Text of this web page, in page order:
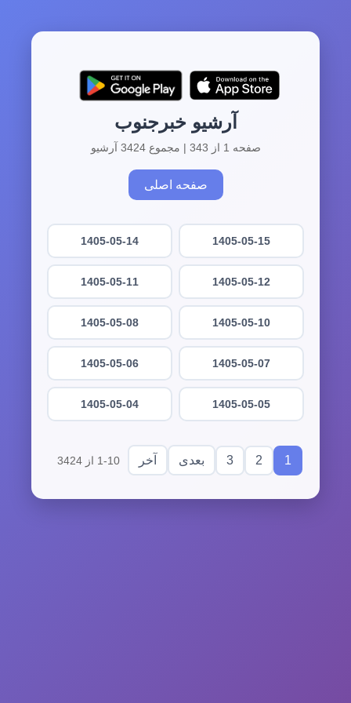
آرشیو خبرجنوب
صفحه 1 از 343 | مجموع 3424 آرشیو
صفحه اصلی
1405-05-15
1405-05-14
1405-05-12
1405-05-11
1405-05-10
1405-05-08
1405-05-07
1405-05-06
1405-05-05
1405-05-04
1
2
3 بعدی آخر 1-10 از 3424